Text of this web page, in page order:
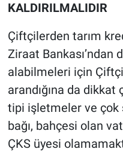
KALDIRILMALIDIR
Çiftçilerden tarım
Ziraat Bankası’ndan
alabilmeleri için
arandığına da dikkat
tipi işletmeler ve çok
bağı, bahçesi olan
ÇKS üyesi